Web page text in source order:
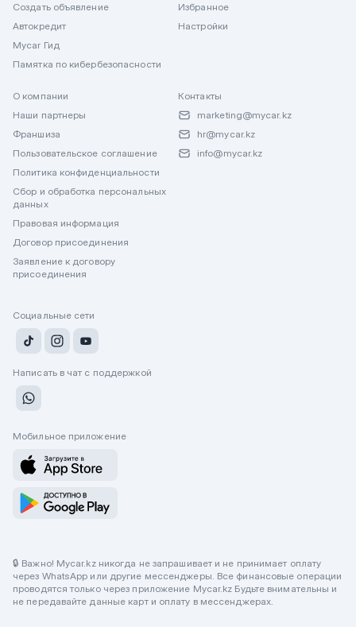
Создать объявление
Автокредит
Mycar Гид
Памятка по кибербезопасности
Избранное
Настройки
О компании
Наши партнеры
Франшиза
Пользовательское соглашение
Политика конфиденциальности
Сбор и обработка персональных
данных
Правовая информация
Договор присоединения
Заявление к договору
присоединения
Контакты
marketing@mycar.kz
hr@mycar.kz
info@mycar.kz
Социальные сети
Написать в чат с поддержкой
Мобильное приложение
🔒 Важно! Mycar.kz никогда не запрашивает и не принимает оплату
через WhatsApp или другие мессенджеры. Все финансовые операции
проводятся только через приложение Mycar.kz Будьте внимательны и
не передавайте данные карт и оплату в мессенджерах.